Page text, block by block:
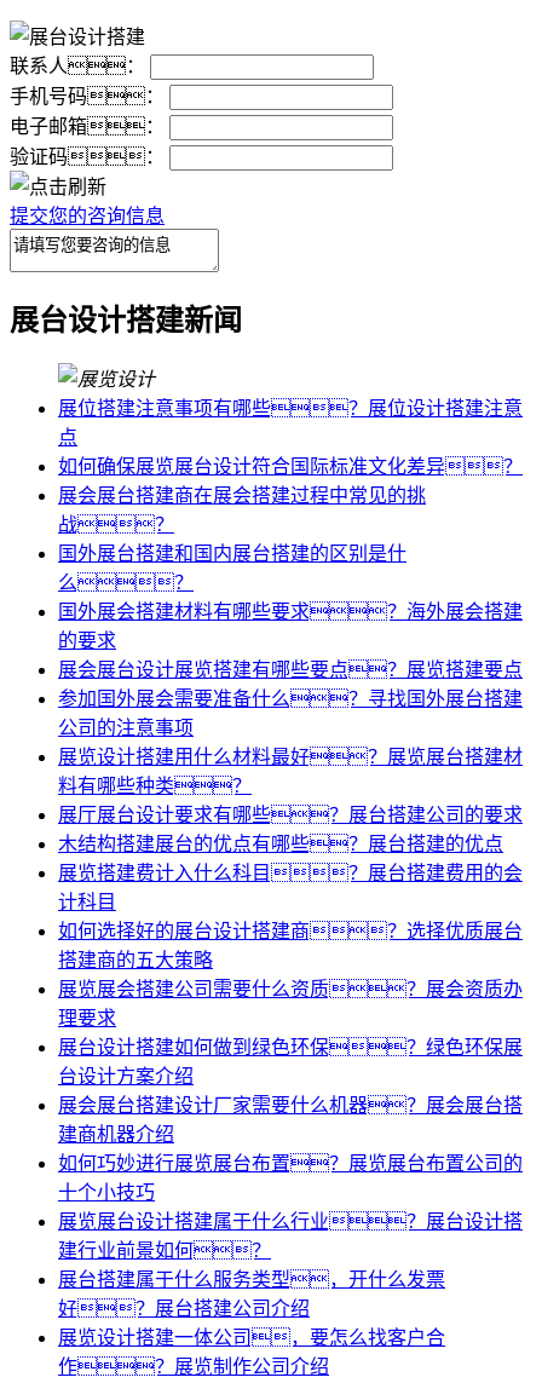
联系人：
手机号码：
电子邮箱：
验证码：
提交您的咨询信息
展台设计搭建新闻
展位搭建注意事项有哪些？展位设计搭建注意
点
如何确保展览展台设计符合国际标准文化差异？
展会展台搭建商在展会搭建过程中常见的挑
战？
国外展台搭建和国内展台搭建的区别是什
么？
国外展会搭建材料有哪些要求？海外展会搭建
的要求
展会展台设计展览搭建有哪些要点？展览搭建要点
参加国外展会需要准备什么？寻找国外展台搭建
公司的注意事项
展览设计搭建用什么材料最好？展览展台搭建材
料有哪些种类？
展厅展台设计要求有哪些？展台搭建公司的要求
木结构搭建展台的优点有哪些？展台搭建的优点
展览搭建费计入什么科目？展台搭建费用的会
计科目
如何选择好的展台设计搭建商？选择优质展台
搭建商的五大策略
展览展会搭建公司需要什么资质？展会资质办
理要求
展台设计搭建如何做到绿色环保？绿色环保展
台设计方案介绍
展会展台搭建设计厂家需要什么机器？展会展台搭
建商机器介绍
如何巧妙进行展览展台布置？展览展台布置公司的
十个小技巧
展览展台设计搭建属于什么行业？展台设计搭
建行业前景如何？
展台搭建属于什么服务类型，开什么发票
好？展台搭建公司介绍
展览设计搭建一体公司，要怎么找客户合
作？展览制作公司介绍